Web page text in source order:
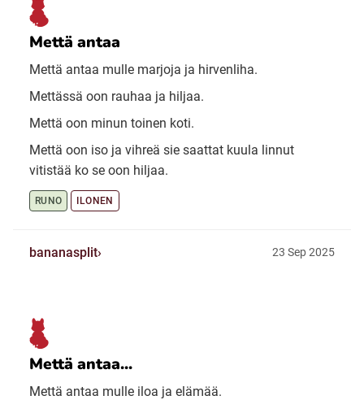
Mettä antaa
Mettä antaa mulle marjoja ja hirvenliha.
Mettässä oon rauhaa ja hiljaa.
Mettä oon minun toinen koti.
Mettä oon iso ja vihreä sie saattat kuula linnut
vitistää ko se oon hiljaa.
RUNO ILONEN
bananasplit 23 Sep 2025
Mettä antaa...
Mettä antaa mulle iloa ja elämää.